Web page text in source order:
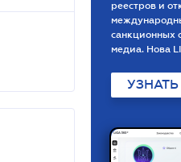
реестров и
санкционных
медиа. Нова